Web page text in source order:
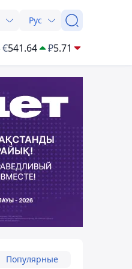
Рус
€541.64 ₽5.71
Популярные